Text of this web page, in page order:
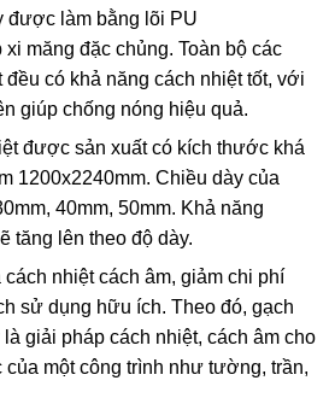
được làm bằng lõi PU
măng đặc chủng. Toàn bộ các
có khả năng cách nhiệt tốt, với
giúp chống nóng hiệu quả.
được sản xuất có kích thước khá
1200x2240mm. Chiều dày của
40mm, 50mm. Khả năng
tăng lên theo độ dày.
nhiệt cách âm, giảm chi phí
sử dụng hữu ích. Theo đó, gạch
giải pháp cách nhiệt, cách âm cho
một công trình như tường, trần,